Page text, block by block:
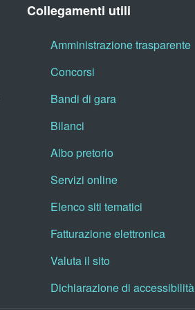
Collegamenti utili
Amministrazione trasparente
Concorsi
Bandi di gara
Bilanci
Albo pretorio
Servizi online
Elenco siti tematici
Fatturazione elettronica
Valuta il sito
Dichiarazione di accessibilità